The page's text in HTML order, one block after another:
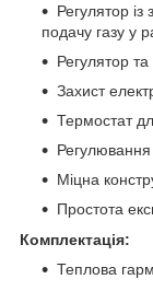
Регулятор
подачу газу у
Регулятор
Захист
Термостат
Регулювання
Міцна
Простота
Комплектація:
Теплова